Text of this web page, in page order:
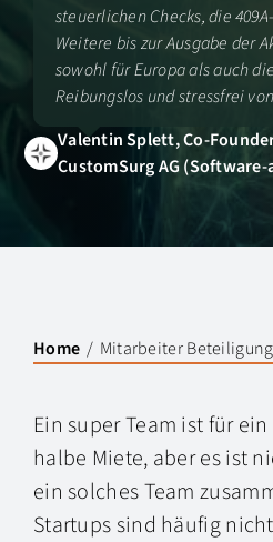
steuerlichen Checks, die
Weitere bis zur Ausgabe der
sowohl für Europa als auch
Reibungslos und stressfrei
Valentin Splett, Co-
CustomSurg AG (Software-
Home Mitarbeiter Beteiligung
Ein super Team ist für
halbe Miete, aber es ist
ein solches Team
Startups sind häufig